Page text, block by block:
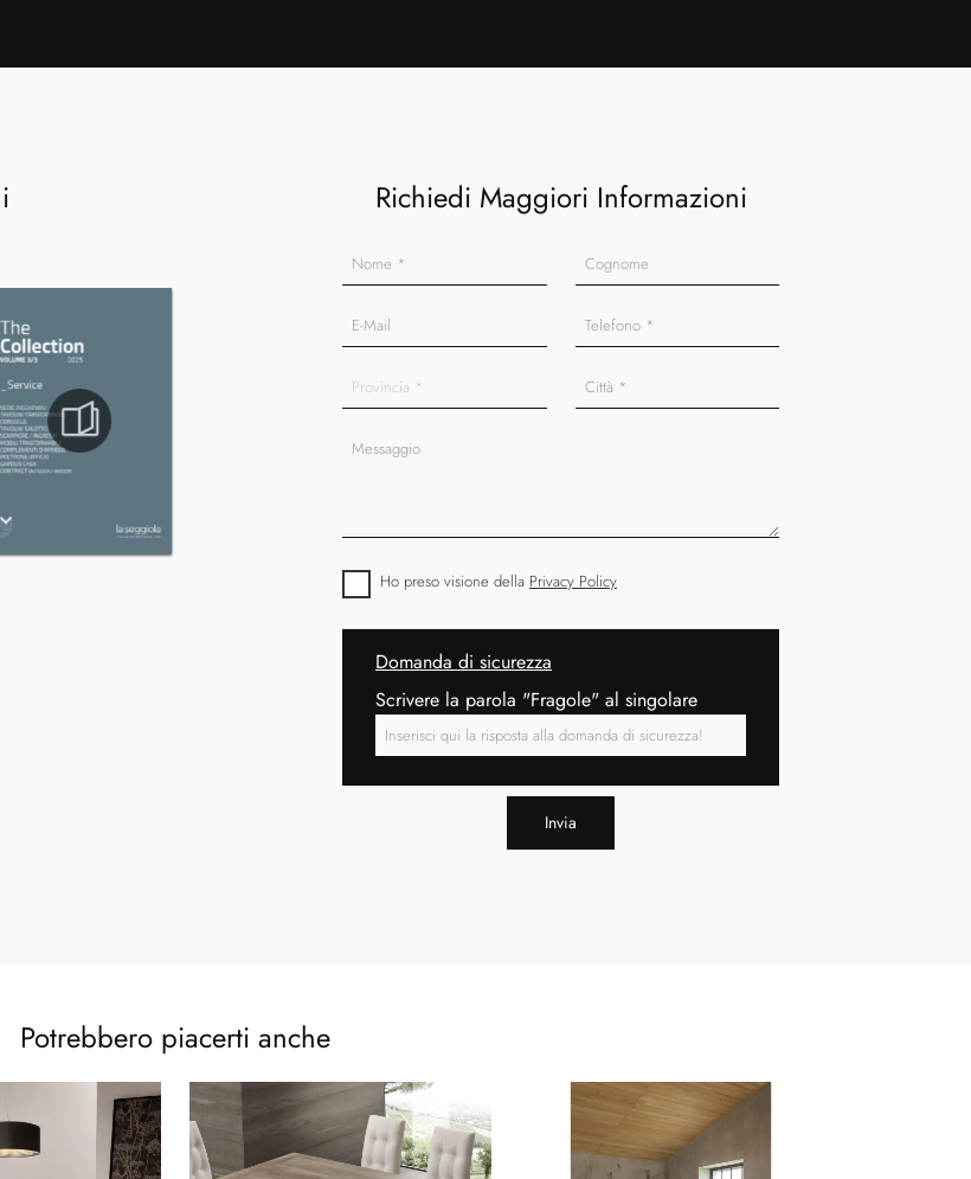
Richiedi Maggiori Informazioni
Ho preso visione della Privacy Policy
Domanda di sicurezza
Scrivere la parola "Fragole" al singolare
Invia
Potrebbero piacerti anche